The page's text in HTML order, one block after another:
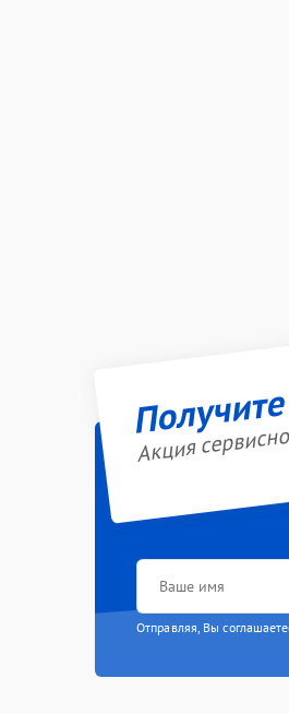
Акция
Отправляя, Вы